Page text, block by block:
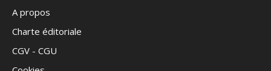
A propos
Charte éditoriale
CGV - CGU